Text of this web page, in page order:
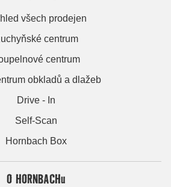
všech prodejen
centrum
centrum
obkladů a dlažeb
Drive - In
Self-Scan
Hornbach Box
O HORNBACHu